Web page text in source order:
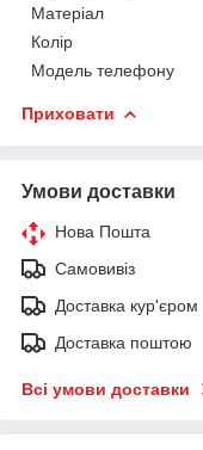
Матеріал
Колір
Модель телефону
Приховати
Умови доставки
Нова Пошта
Самовивіз
Доставка кур'єром
Доставка поштою
Всі умови доставки